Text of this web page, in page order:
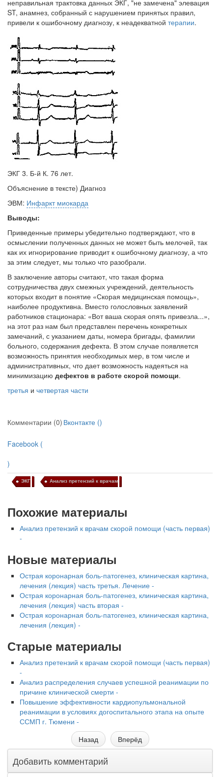
неправильная трактовка данных ЭКГ, "не замечена" элевация
ST, анамнез, собранный с нарушением принятых правил,
привели к ошибочному диагнозу, к неадекватной терапии.
ЭКГ 3. Б-й К. 76 лет.
Объяснение в тексте) Диагноз
ЭВМ: Инфаркт миокарда
Выводы:
Приведенные примеры убедительно подтверждают, что в
осмыслении полученных данных не может быть мелочей, так
как их игнорирование приводит к ошибочному диагнозу, а что
за этим следует, мы только что разобрали.
В заключение авторы считают, что такая форма
сотрудничества двух смежных учреждений, деятельность
которых входит в понятие «Скорая медицинская помощь»,
наиболее продуктивна. Вместо голословных заяв­лений
работников стационара: «Вот ваша скорая опять привезла...»,
на этот раз нам был представлен перечень конкретных
замечаний, с указа­нием даты, номера бригады, фамилии
больного, содержания дефекта. В этом случае появляется
возможность принятия необходимых мер, в том числе и
административных, что дает возможность надеяться на
миними­зацию дефектов в работе скорой помощи.
третья и четвертая части
Комментарии (0) Вконтакте ()
Facebook (
)
ЭКГ Анализ претензий к врачам
Похожие материалы
Анализ претензий к врачам скорой помощи (часть первая)
-
Новые материалы
Острая коронарная боль-патогенез, клиническая картина,
лечения (лекция) часть третья. Лечение -
Острая коронарная боль-патогенез, клиническая картина,
лечения (лекция) часть вторая -
Острая коронарная боль-патогенез, клиническая картина,
лечения (лекция) -
Старые материалы
Анализ претензий к врачам скорой помощи (часть первая)
-
Анализ распределения случаев успешной реанимации по
причине клинической смерти -
Повышение эффективности кардиопульмональной
реанимации в условиях догоспитального этапа на опыте
ССМП г. Тюмени -
Назад
Вперёд
Добавить комментарий